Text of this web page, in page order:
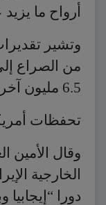
أرواح ما
وتشير
من الصراع
6.5 مليون آخرين داخل البلاد.
تحفظات
وقال الأمين
الخارجية
دورا